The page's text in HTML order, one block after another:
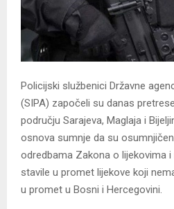
Policijski službenici Državne
(SIPA) započeli su danas
području Sarajeva, Maglaja i
osnova sumnje da su
odredbama Zakona o lijekovima
stavile u promet lijekove koji
u promet u Bosni i Hercegovini.